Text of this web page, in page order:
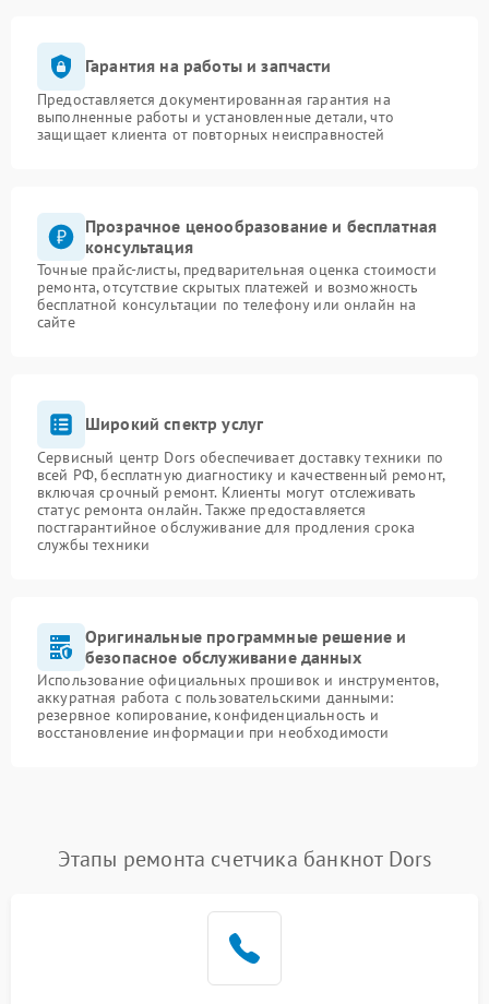
Гарантия на работы и запчасти
Предоставляется документированная гарантия на
выполненные работы и установленные детали, что
защищает клиента от повторных неисправностей
Прозрачное ценообразование и бесплатная
консультация
Точные прайс-листы, предварительная оценка стоимости
ремонта, отсутствие скрытых платежей и возможность
бесплатной консультации по телефону или онлайн на
сайте
Широкий спектр услуг
Сервисный центр Dors обеспечивает доставку техники по
всей РФ, бесплатную диагностику и качественный ремонт,
включая срочный ремонт. Клиенты могут отслеживать
статус ремонта онлайн. Также предоставляется
постгарантийное обслуживание для продления срока
службы техники
Оригинальные программные решение и
безопасное обслуживание данных
Использование официальных прошивок и инструментов,
аккуратная работа с пользовательскими данными:
резервное копирование, конфиденциальность и
восстановление информации при необходимости
Этапы ремонта счетчика банкнот Dors